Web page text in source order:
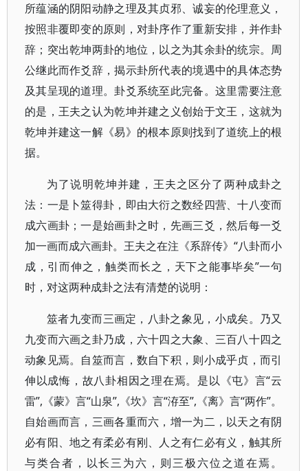
所蕴涵的阴阳动静之理及其贞邪、诚妄的伦理意义，
按照非覆即变的原则，对卦序作了重新安排，并作卦
辞；突出乾坤两卦的地位，以之为其余卦的统宗。周
公继此而作爻辞，揭示卦所代表的境遇中的具体态势
及其呈现的道理。卦爻系统至此完备。这里需要注意
的是，王夫之认为乾坤并建之义创始于文王，这就为
乾坤并建这一解《易》的根本原则找到了道统上的根
据。
为了说明乾坤并建，王夫之区分了两种成卦之
法：一是卜筮得卦，即由大衍之数经四营、十八变而
成六画卦；一是始画卦之时，先画三爻，然后每一爻
加一画而成六画卦。王夫之在注《系辞传》“八卦而小
成，引而伸之，触类而长之，天下之能事毕矣”一句
时，对这两种成卦之法有清楚的说明：
筮者九变而三画定，八卦之象见，小成矣。乃又
九变而六画之卦乃成，六十四之大象、三百八十四之
动象见焉。自筮而言，数自下积，则小成乎贞，而引
伸以成悔，故八卦相因之理在焉。是以《屯》言“云
雷”,《蒙》言“山泉”,《坎》言“洊至”,《离》言“两作”。
自始画而言，三画各重而六，增一为二，以天之有阴
必有阳、地之有柔必有刚、人之有仁必有义，触其所
与类合者，以长三为六，则三极六位之道在焉。